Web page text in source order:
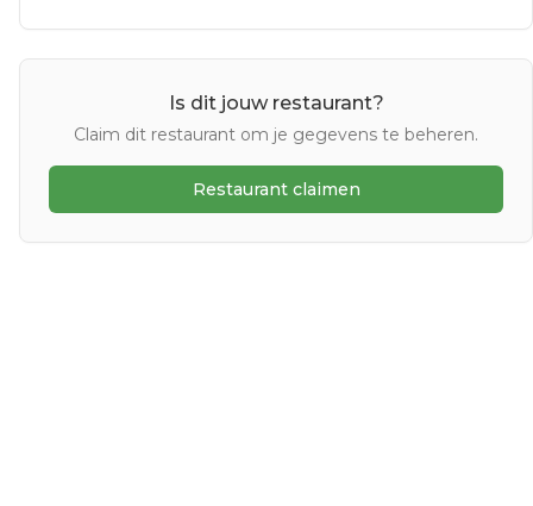
Is dit jouw restaurant?
Claim dit restaurant om je gegevens te beheren.
Restaurant claimen